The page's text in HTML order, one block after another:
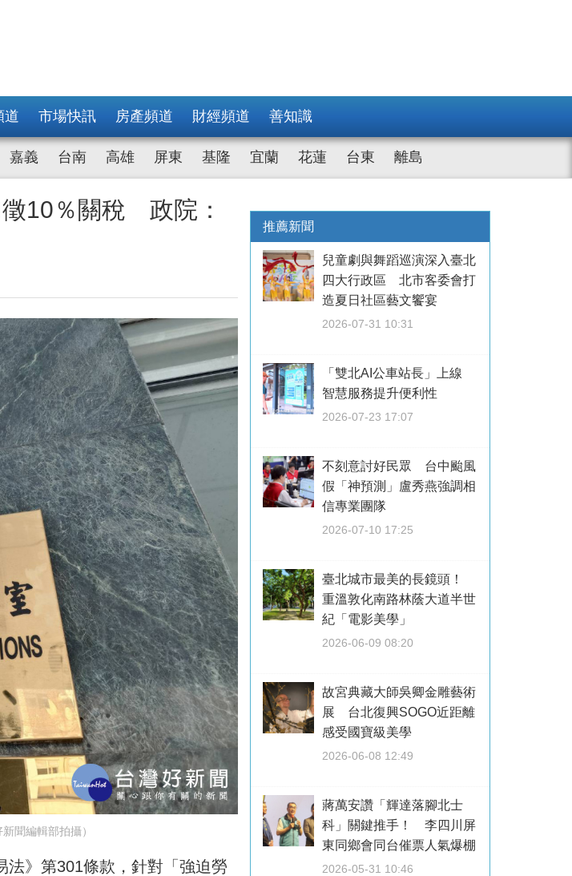
道 市場快訊 房產頻道 財經頻道 善知識
嘉義 台南 高雄 屏東 基隆 宜蘭 花蓮 台東 離島
10％關稅 政院：
聞編輯部拍攝）
法》第301條款，針對「強迫勞
推薦新聞
兒童劇與舞蹈巡演深入臺北
四大行政區 北市客委會打
造夏日社區藝文饗宴
2026-07-31 10:31
「雙北AI公車站長」上線
智慧服務提升便利性
2026-07-23 17:07
不刻意討好民眾 台中颱風
假「神預測」盧秀燕強調相
信專業團隊
2026-07-10 17:25
臺北城市最美的長鏡頭！
重溫敦化南路林蔭大道半世
紀「電影美學」
2026-06-09 08:20
故宮典藏大師吳卿金雕藝術
展 台北復興SOGO近距離
感受國寶級美學
2026-06-08 12:49
蔣萬安讚「輝達落腳北士
科」關鍵推手！ 李四川屏
東同鄉會同台催票人氣爆棚
2026-05-31 10:46